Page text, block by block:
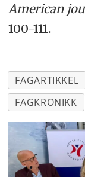
American
100-111.
FAGARTIKKEL
FAGKRONIKK